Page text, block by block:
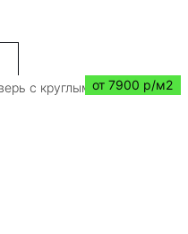
от 7900 р/м2